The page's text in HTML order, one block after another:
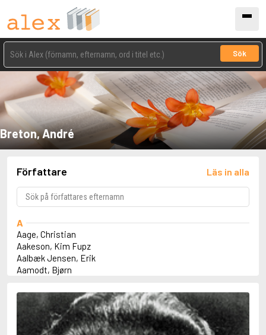
Sök
Breton, André
Författare Läs in alla
A
Aage, Christian
Aakeson, Kim Fupz
Aalbæk Jensen, Erik
Aamodt, Bjørn
Abbey, Kieran
Abbot, Anthony
Abbott, John
Abbott, Megan